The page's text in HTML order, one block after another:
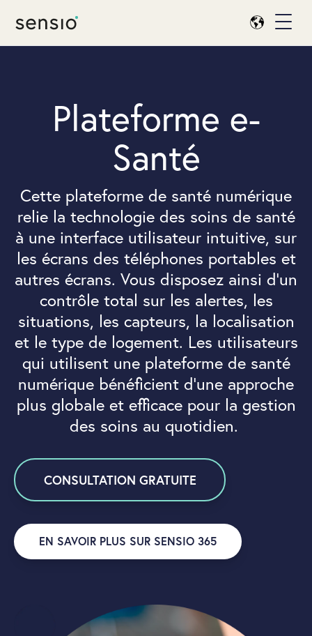
Plateforme e-
Santé
Cette plateforme de santé numérique
relie la technologie des soins de santé
à une interface utilisateur intuitive, sur
les écrans des téléphones portables et
autres écrans. Vous disposez ainsi d’un
contrôle total sur les alertes, les
situations, les capteurs, la localisation
et le type de logement. Les utilisateurs
qui utilisent une plateforme de santé
numérique bénéficient d’une approche
plus globale et efficace pour la gestion
des soins au quotidien.
CONSULTATION GRATUITE
EN SAVOIR PLUS SUR SENSIO 365